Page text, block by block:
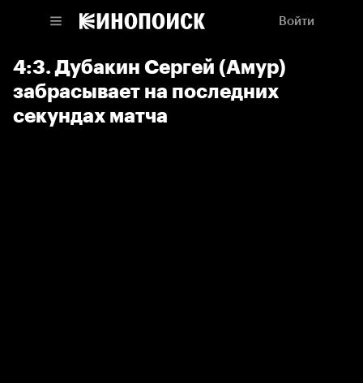
Войти
4:3. Дубакин Сергей (Амур)
забрасывает на последних
секундах матча